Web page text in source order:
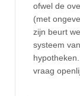
ofwel de
(met
zijn beurt
systeem
vraag